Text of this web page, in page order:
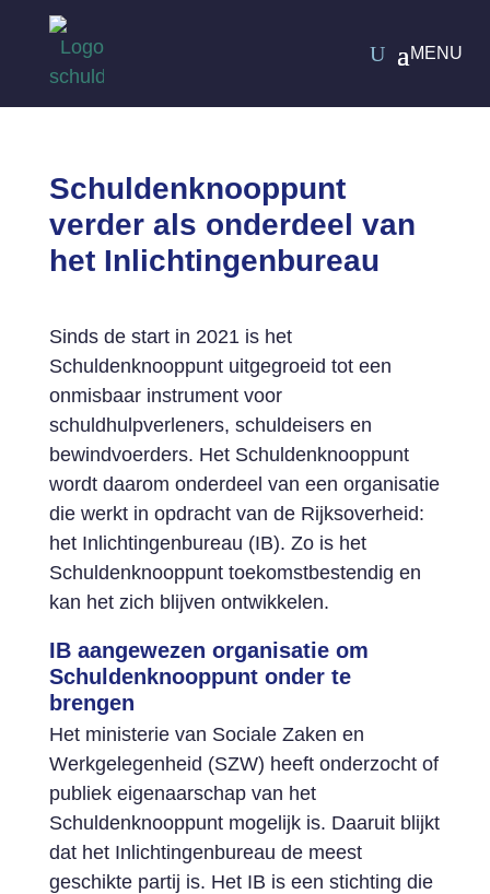
Schuldenknooppunt
verder als onderdeel van
het Inlichtingenbureau
Sinds de start in 2021 is het
Schuldenknooppunt uitgegroeid tot een
onmisbaar instrument voor
schuldhulpverleners, schuldeisers en
bewindvoerders. Het Schuldenknooppunt
wordt daarom onderdeel van een organisatie
die werkt in opdracht van de Rijksoverheid:
het Inlichtingenbureau (IB). Zo is het
Schuldenknooppunt toekomstbestendig en
kan het zich blijven ontwikkelen.
IB aangewezen organisatie om
Schuldenknooppunt onder te
brengen
Het ministerie van Sociale Zaken en
Werkgelegenheid (SZW) heeft onderzocht of
publiek eigenaarschap van het
Schuldenknooppunt mogelijk is. Daaruit blijkt
dat het Inlichtingenbureau de meest
geschikte partij is. Het IB is een stichting die